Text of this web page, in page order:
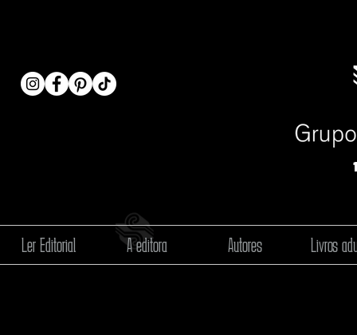
Ler Editorial A editora Autores Livros